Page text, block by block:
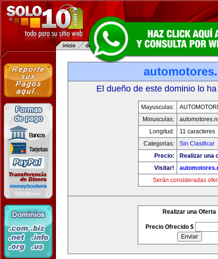
El dueño de este dominio lo
Mayusculas:
Minusculas:
Longitud:
11 caracteres
Categorias:
Sin Clasificar
Precio:
Realizar una
Visitar!
Serán consideradas
Realizar una Oferta
Precio Ofrecido $